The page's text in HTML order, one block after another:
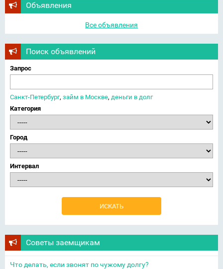
Объявления
Все объявления
Поиск объявлений
Запрос
Санкт-Петербург, займ в Москве, деньги в долг
Категория
Город
Интервал
Советы заемщикам
Что делать, если звонят по чужому долгу?